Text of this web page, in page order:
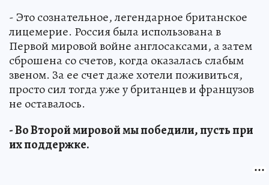
- Это сознательное, легендарное британское
лицемерие. Россия была использована в
Первой мировой войне англосаксами, а затем
сброшена со счетов, когда оказалась слабым
звеном. За ее счет даже хотели поживиться,
просто сил тогда уже у британцев и французов
не оставалось.
- Во Второй мировой мы победили, пусть при
их поддержке.